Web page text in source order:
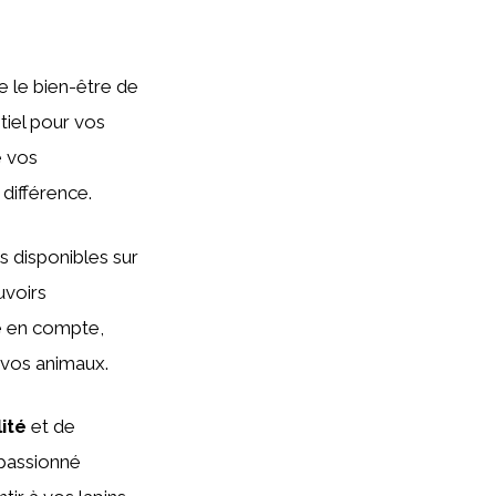
le bien-être de
pour vos
vos
disponibles sur
compte,
animaux.
et de